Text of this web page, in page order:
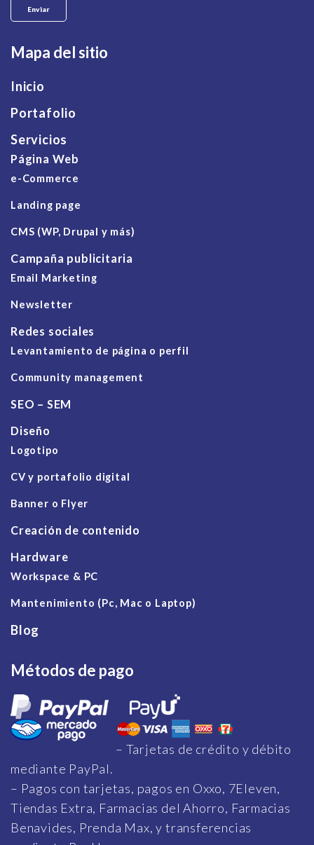
Mapa del sitio
Inicio
Portafolio
Servicios
Página Web
e-Commerce
Landing page
CMS (WP, Drupal y más)
Campaña publicitaria
Email Marketing
Newsletter
Redes sociales
Levantamiento de página o perfil
Community management
SEO – SEM
Diseño
Logotipo
CV y portafolio digital
Banner o Flyer
Creación de contenido
Hardware
Workspace & PC
Mantenimiento (Pc, Mac o Laptop)
Blog
Métodos de pago
– Tarjetas de crédito y débito
mediante PayPal.
– Pagos con tarjetas, pagos en Oxxo, 7Eleven,
Tiendas Extra, Farmacias del Ahorro, Farmacias
Benavides, Prenda Max, y transferencias